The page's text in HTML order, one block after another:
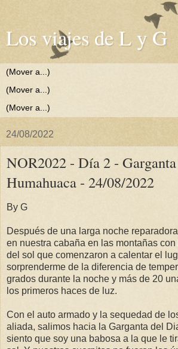
Los viajes de L y G
24/08/2022
NOR2022 - Día 2 -
Humahuaca - 24/08/2022
By G
Después de una larga noche
en nuestra cabaña en las montañas
del sol que comenzaron a calentar el
sorprenderme de la diferencia de
grados durante la noche y más de 20
los primeros haces de luz.
Con el auto armado y la sequedad de
aliada, salimos hacia la Garganta del
siento que soy una babosa a la que le